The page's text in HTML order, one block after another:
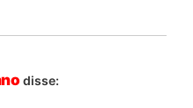
disse: